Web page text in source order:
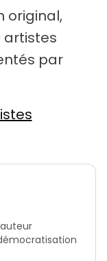
original,
artistes
par